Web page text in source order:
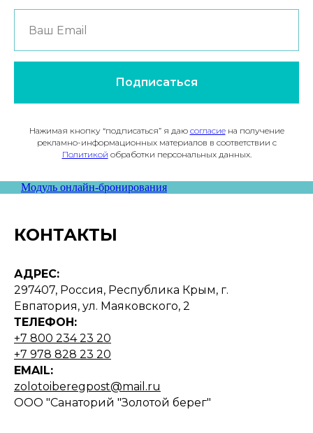
Подписаться
Нажимая кнопку “подписаться” я даю согласиена получение
рекламно-информационных материалов в соответствии с
Политикой обработки персональных данных.
Модуль онлайн-бронирования
КОНТАКТЫ
АДРЕС:
297407, Россия, Республика Крым, г.
Евпатория, ул. Маяковского, 2
ТЕЛЕФОН:
+7 800 234 23 20
+7 978 828 23 20
EMAIL:
zolotoiberegpost@mail.ru
ООО "Санаторий "Золотой берег"